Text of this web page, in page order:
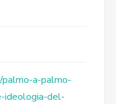
a-palmo-
ideologia-del-